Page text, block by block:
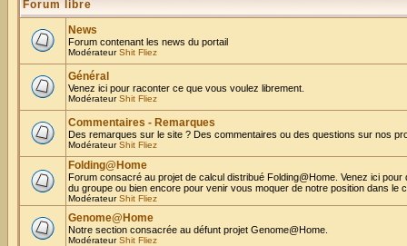
Forum libre
News
Forum contenant les news du portail
ModérateurShit Fliez
Général
Venez ici pour raconter ce que vous voulez librement.
ModérateurShit Fliez
Commentaires - Remarques
Des remarques sur le site ? Des commentaires ou des questions sur nos
ModérateurShit Fliez
Folding@Home
Forum consacré au projet de calcul distribué Folding@Home. Venez ici
du groupe ou bien encore pour venir vous moquer de notre position dans le
ModérateurShit Fliez
Genome@Home
Notre section consacrée au défunt projet Genome@Home.
ModérateurShit Fliez